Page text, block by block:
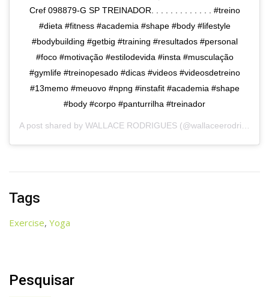
Cref 098879-G SP TREINADOR. . . . . . . . . . . . . #treino
#dieta #fitness #academia #shape #body #lifestyle
#bodybuilding #getbig #training #resultados #personal
#foco #motivação #estilodevida #insta #musculação
#gymlife #treinopesado #dicas #videos #videosdetreino
#13memo #meuovo #npng #instafit #academia #shape
#body #corpo #panturrilha #treinador
A post shared by WALLACE RODRIGUES (@wallaceerodrigues) on
Tags
Exercise, Yoga
Pesquisar